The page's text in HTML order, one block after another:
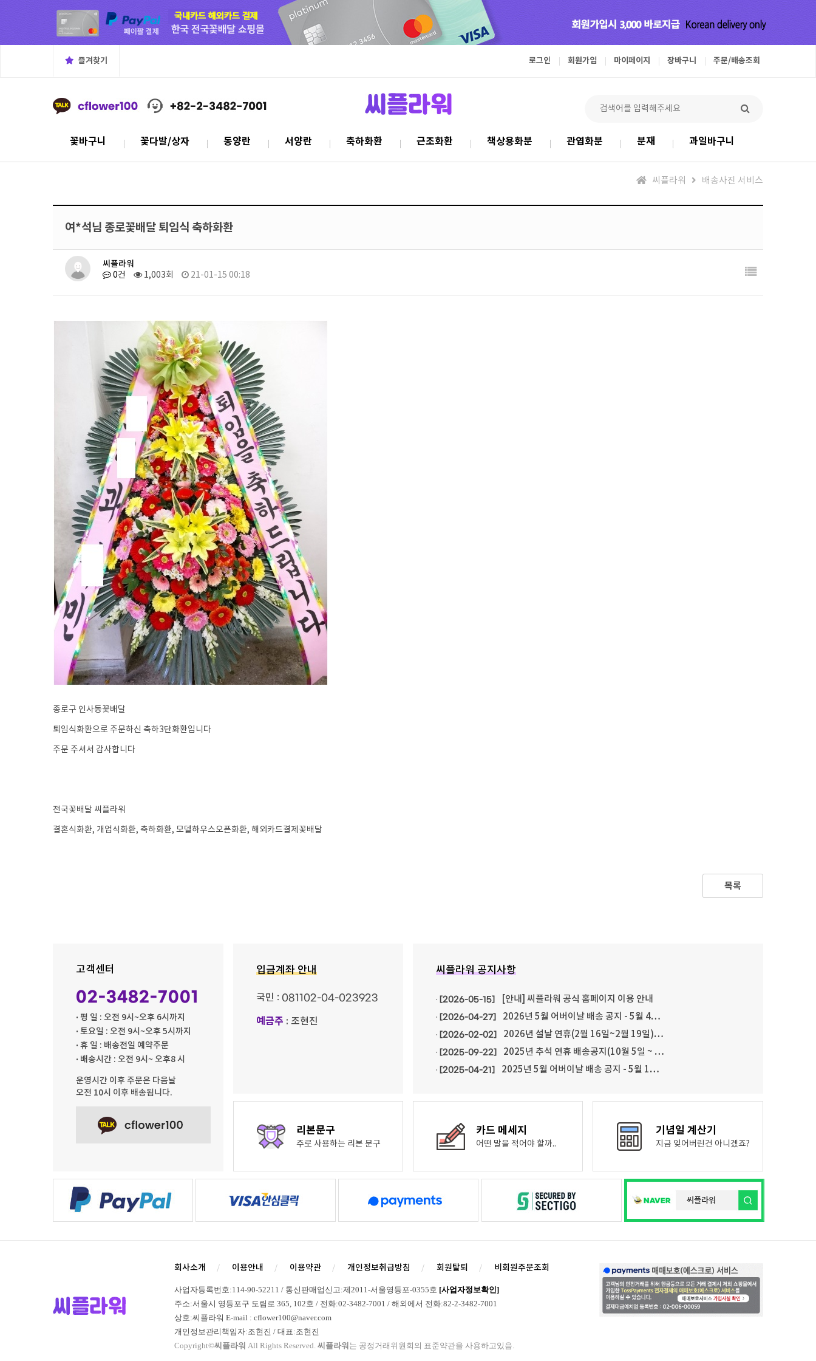
즐겨찾기 로그인 회원가입 마이페이지 장바구니 주문/배송조회
꽃바구니 꽃다발/상자 동양란 서양란 축하화환 근조화환 책상용화분 관엽화분 분재 과일바구니
씨플라워 배송사진 서비스
여*석님 종로꽃배달 퇴임식 축하화환
씨플라워
0건 1,003회 21-01-15 00:18
종로구 인사동꽃배달
퇴임식화환으로 주문하신 축하3단화환입니다
주문 주셔서 감사합니다
전국꽃배달 씨플라워
결혼식화환, 개업식화환, 축하화환, 모델하우스오픈화환, 해외카드결제꽃배달
목록
고객센터
02-3482-7001
· 평 일 : 오전 9시~오후 6시까지
· 토요일 : 오전 9시~오후 5시까지
· 휴 일 : 배송전일 예약주문
· 배송시간 : 오전 9시~ 오후8 시
운영시간 이후 주문은 다음날
오전 10시 이후 배송됩니다.
입금계좌 안내
국민 : 081102-04-023923
예금주 : 조현진
씨플라워 공지사항
· [2026-05-15] [안내] 씨플라워 공식 홈페이지 이용 안내
· [2026-04-27] 2026년 5월 어버이날 배송 공지 - 5월 4…
· [2026-02-02] 2026년 설날 연휴(2월 16일~2월 19일)…
· [2025-09-22] 2025년 추석 연휴 배송공지(10월 5일 ~ …
· [2025-04-21] 2025년 5월 어버이날 배송 공지 - 5월 1…
리본문구
주로 사용하는 리본 문구
카드 메세지
어떤 말을 적어야 할까..
기념일 계산기
지금 잊어버린건 아니겠죠?
회사소개 이용안내 이용약관 개인정보취급방침 회원탈퇴 비회원주문조회
사업자등록번호:114-90-52211 / 통신판매업신고:제2011-서울영등포-0355호 [사업자정보확인]
주소:서울시 영등포구 도림로 365, 102호 / 전화:02-3482-7001 / 해외에서 전화:82-2-3482-7001
상호:씨플라워 E-mail : cflower100@naver.com
개인정보관리책임자:조현진 / 대표:조현진
Copyright©씨플라워 All Rights Reserved. 씨플라워 는 공정거래위원회의 표준약관을 사용하고있음.